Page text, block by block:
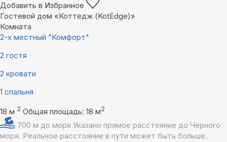
Добавить в Избранное
Гостевой дом «Коттедж (KotEdge)»
Комната
2-х местный "Комфорт"
2 гостя
2 кровати
1 спальня
18 м 2 Общая площадь: 18 м2
700 м до моря Указано прямое расстояние до Чёрного
моря. Реальное расстояние в пути может быть больше.